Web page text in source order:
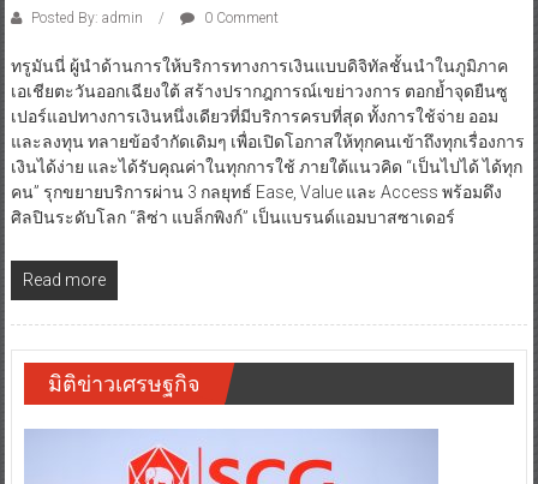
Posted By: admin 0 Comment
ทรูมันนี่ ผู้นำด้านการให้บริการทางการเงินแบบดิจิทัลชั้นนำในภูมิภาค
เอเชียตะวันออกเฉียงใต้ สร้างปรากฎการณ์เขย่าวงการ ตอกย้ำจุดยืนซู
เปอร์แอปทางการเงินหนึ่งเดียวที่มีบริการครบที่สุด ทั้งการใช้จ่าย ออม
และลงทุน ทลายข้อจำกัดเดิมๆ เพื่อเปิดโอกาสให้ทุกคนเข้าถึงทุกเรื่องการ
เงินได้ง่าย และได้รับคุณค่าในทุกการใช้ ภายใต้แนวคิด “เป็นไปได้ ได้ทุก
คน” รุกขยายบริการผ่าน 3 กลยุทธ์ Ease, Value และ Access พร้อมดึง
ศิลปินระดับโลก “ลิซ่า แบล็กพิงก์” เป็นแบรนด์แอมบาสซาเดอร์
Read more
มิติข่าวเศรษฐกิจ